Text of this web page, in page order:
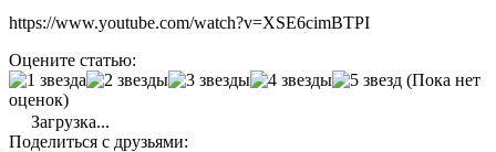
https://www.youtube.com/watch?v=XSE6cimBTPI
Оцените статью:
(Пока нет
оценок)
Загрузка...
Поделиться с друзьями: